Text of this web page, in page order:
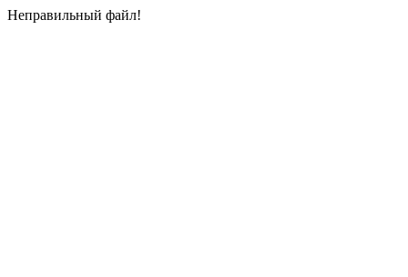
Неправильный файл!